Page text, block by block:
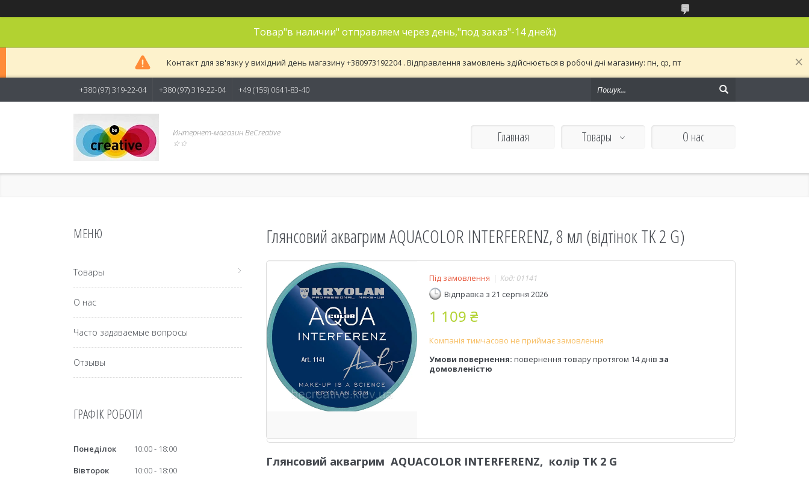
Товар"в наличии" отправляем через день,"под заказ"-14 дней:)
Контакт для зв'язку у вихідний день магазину +380973192204 . Відправлення замовлень здійснюється в робочі дні магазину: пн, ср, пт
+380 (97) 319-22-04 +380 (97) 319-22-04 +49 (159) 0641-83-40
Интернет-магазин BeCreative
☆☆
Главная Товары О нас
Глянсовий аквагрим AQUACOLOR INTERFERENZ, 8 мл (відтінок TK 2 G)
Під замовлення Код: 01141
Відправка з 21 серпня 2026
1 109 ₴
Компанія тимчасово не приймає замовлення
повернення товару протягом 14 днів за
домовленістю
Глянсовий аквагрим AQUACOLOR INTERFERENZ, колір TK 2 G
Товары
О нас
Часто задаваемые вопросы
Отзывы
ГРАФІК РОБОТИ
Понеділок 10:00
18:00
Вівторок
10:00
18:00